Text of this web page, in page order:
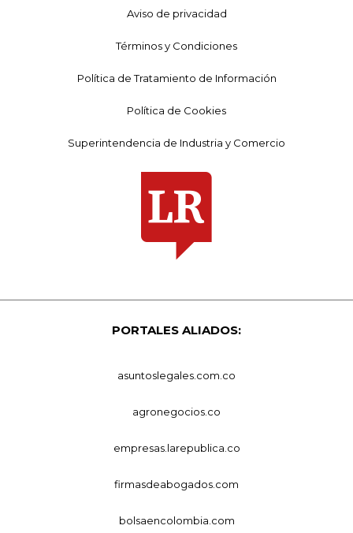
Aviso de privacidad
Términos y Condiciones
Política de Tratamiento de Información
Política de Cookies
Superintendencia de Industria y Comercio
PORTALES ALIADOS:
asuntoslegales.com.co
agronegocios.co
empresas.larepublica.co
firmasdeabogados.com
bolsaencolombia.com